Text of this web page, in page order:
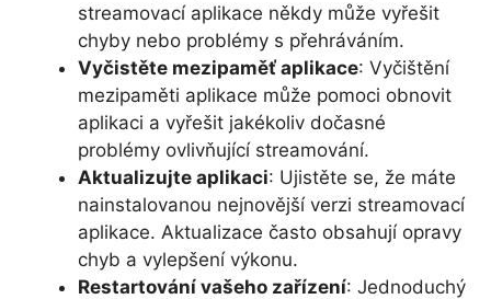
streamovací aplikace někdy může vyřešit
chyby nebo problémy s přehráváním.
Vyčistěte mezipaměť aplikace: Vyčištění
mezipaměti aplikace může pomoci obnovit
aplikaci a vyřešit jakékoliv dočasné
problémy ovlivňující streamování.
Aktualizujte aplikaci: Ujistěte se, že máte
nainstalovanou nejnovější verzi streamovací
aplikace. Aktualizace často obsahují opravy
chyb a vylepšení výkonu.
Restartování vašeho zařízení: Jednoduchý